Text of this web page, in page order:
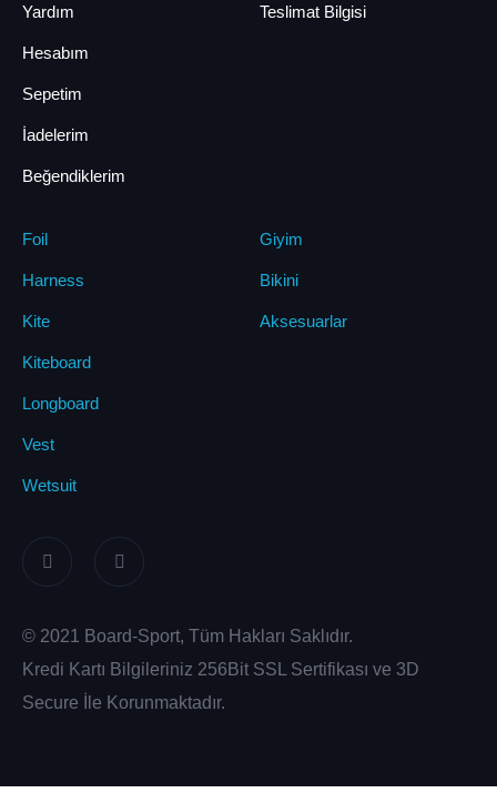
Yardım Teslimat Bilgisi
Hesabım
Sepetim
İadelerim
Beğendiklerim
Foil
Harness
Kite
Kiteboard
Longboard
Vest
Wetsuit
Giyim
Bikini
Aksesuarlar
© 2021 Board-Sport, Tüm Hakları Saklıdır.
Kredi Kartı Bilgileriniz 256Bit SSL Sertifikası ve 3D
Secure İle Korunmaktadır.